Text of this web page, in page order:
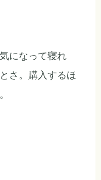
になって寝れ
さ。購入するほ